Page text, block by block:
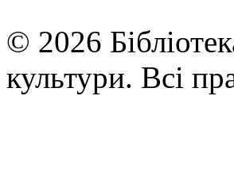
© 2026
культури. Всі